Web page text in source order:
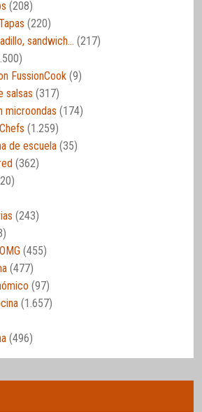
(208)
(220)
sandwich… (217)
FussionCook (9)
salsas (317)
microondas (174)
(1.259)
de escuela (35)
(362)
(243)
(455)
(477)
(97)
(1.657)
(496)